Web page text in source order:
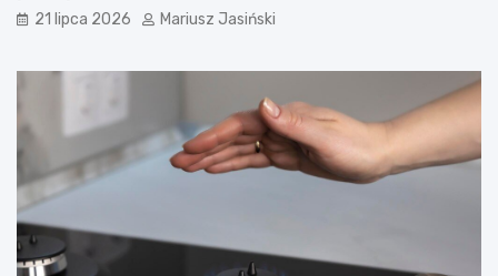
21 lipca 2026 Mariusz Jasiński